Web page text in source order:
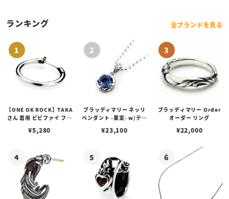
ランキング 全ブランドを見る
【ONE OK ROCK】TAKA
さん 着用 ビビファイ フー
¥5,280
ブラッディマリー ネッリ
ペンダント -果実- w/ティ
¥23,100
ブラッディマリー Order
オーダー リング
¥22,000